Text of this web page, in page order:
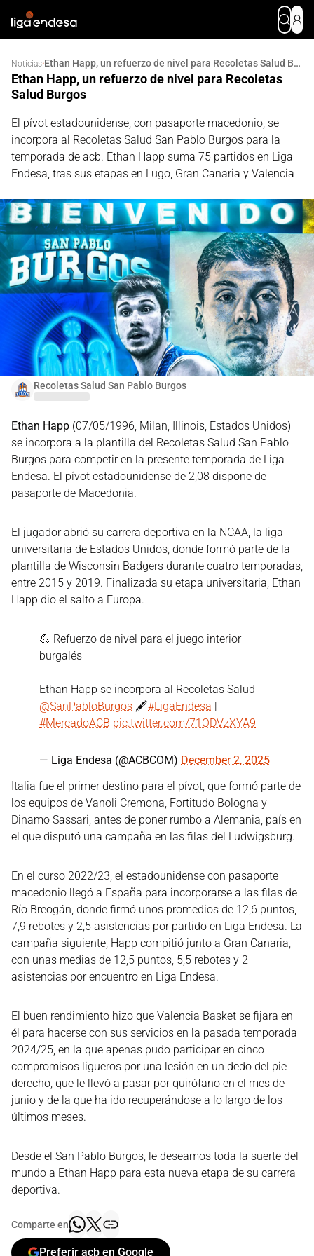
Noticias· Ethan Happ, un refuerzo de nivel para Recoletas Salud Burgos
Ethan Happ, un refuerzo de nivel para Recoletas
Salud Burgos
El pívot estadounidense, con pasaporte macedonio, se
incorpora al Recoletas Salud San Pablo Burgos para la
temporada de acb. Ethan Happ suma 75 partidos en Liga
Endesa, tras sus etapas en Lugo, Gran Canaria y Valencia
Recoletas Salud San Pablo Burgos
Ethan Happ (07/05/1996, Milan, Illinois, Estados Unidos)
se incorpora a la plantilla del Recoletas Salud San Pablo
Burgos para competir en la presente temporada de Liga
Endesa. El pívot estadounidense de 2,08 dispone de
pasaporte de Macedonia.
El jugador abrió su carrera deportiva en la NCAA, la liga
universitaria de Estados Unidos, donde formó parte de la
plantilla de Wisconsin Badgers durante cuatro temporadas,
entre 2015 y 2019. Finalizada su etapa universitaria, Ethan
Happ dio el salto a Europa.
💪 Refuerzo de nivel para el juego interior
burgalés
Ethan Happ se incorpora al Recoletas Salud
@SanPabloBurgos 🖋️#LigaEndesa |
#MercadoACB pic.twitter.com/71QDVzXYA9
— Liga Endesa (@ACBCOM) December 2, 2025
Italia fue el primer destino para el pívot, que formó parte de
los equipos de Vanoli Cremona, Fortitudo Bologna y
Dinamo Sassari, antes de poner rumbo a Alemania, país en
el que disputó una campaña en las filas del Ludwigsburg.
En el curso 2022/23, el estadounidense con pasaporte
macedonio llegó a España para incorporarse a las filas de
Río Breogán, donde firmó unos promedios de 12,6 puntos,
7,9 rebotes y 2,5 asistencias por partido en Liga Endesa. La
campaña siguiente, Happ compitió junto a Gran Canaria,
con unas medias de 12,5 puntos, 5,5 rebotes y 2
asistencias por encuentro en Liga Endesa.
El buen rendimiento hizo que Valencia Basket se fijara en
él para hacerse con sus servicios en la pasada temporada
2024/25, en la que apenas pudo participar en cinco
compromisos ligueros por una lesión en un dedo del pie
derecho, que le llevó a pasar por quirófano en el mes de
junio y de la que ha ido recuperándose a lo largo de los
últimos meses.
Desde el San Pablo Burgos, le deseamos toda la suerte del
mundo a Ethan Happ para esta nueva etapa de su carrera
deportiva.
Comparte en
Preferir acb en Google